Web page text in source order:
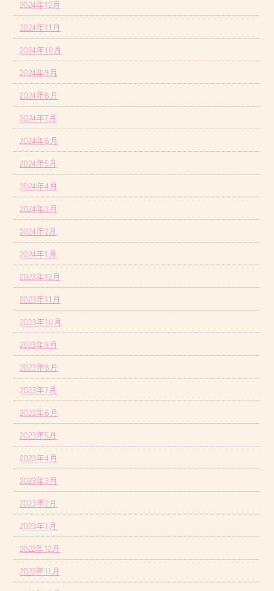
2024年12月
2024年11月
2024年10月
2024年9月
2024年8月
2024年7月
2024年6月
2024年5月
2024年4月
2024年3月
2024年2月
2024年1月
2023年12月
2023年11月
2023年10月
2023年9月
2023年8月
2023年7月
2023年6月
2023年5月
2023年4月
2023年3月
2023年2月
2023年1月
2022年12月
2022年11月